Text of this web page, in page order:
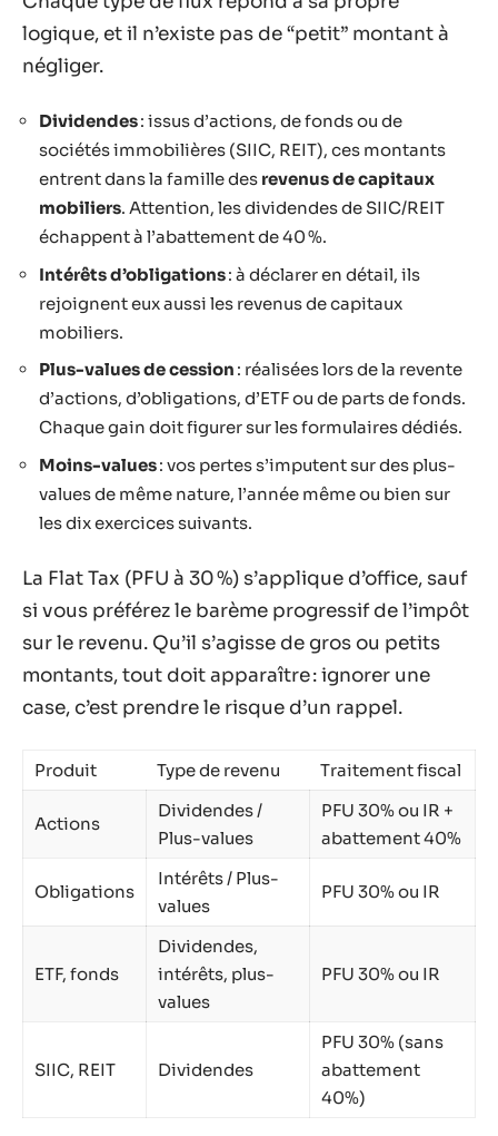
logique, et il n’existe pas de “petit” montant à
négliger.
Dividendes: issus d’actions, de fonds ou de
sociétés immobilières (SIIC, REIT), ces montants
entrent dans la famille des revenus de capitaux
mobiliers. Attention, les dividendes de SIIC/REIT
échappent à l’abattement de 40 %.
Intérêts d’obligations: à déclarer en détail, ils
rejoignent eux aussi les revenus de capitaux
mobiliers.
Plus-values de cession : réalisées lors de la revente
d’actions, d’obligations, d’ETF ou de parts de fonds.
Chaque gain doit figurer sur les formulaires dédiés.
Moins-values: vos pertes s’imputent sur des plus-
values de même nature, l’année même ou bien sur
les dix exercices suivants.
La Flat Tax (PFU à 30 %) s’applique d’office, sauf
si vous préférez le barème progressif de l’impôt
sur le revenu. Qu’il s’agisse de gros ou petits
montants, tout doit apparaître : ignorer une
case, c’est prendre le risque d’un rappel.
Produit Type de revenu Traitement fiscal
Actions
Dividendes /
Plus-values
PFU 30% ou IR +
abattement 40%
Obligations
Intérêts / Plus-
values
PFU 30% ou IR
ETF, fonds
Dividendes,
intérêts, plus-
values
PFU 30% ou IR
SIIC, REIT Dividendes
PFU 30% (sans
abattement
40%)